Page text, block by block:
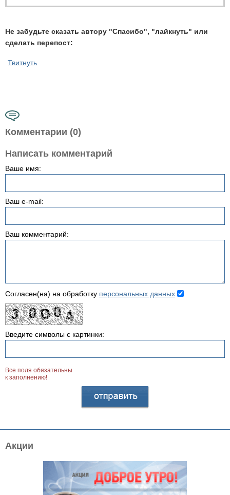
Акции
Не забудьте сказать автору "Спасибо", "лайкнуть" или
сделать перепост:
Твитнуть
Комментарии (0)
Написать комментарий
Ваше имя:
Ваш e-mail:
Ваш комментарий:
Согласен(на) на обработку персональных данных
Введите символы с картинки:
Все поля обязательны
к заполнению!